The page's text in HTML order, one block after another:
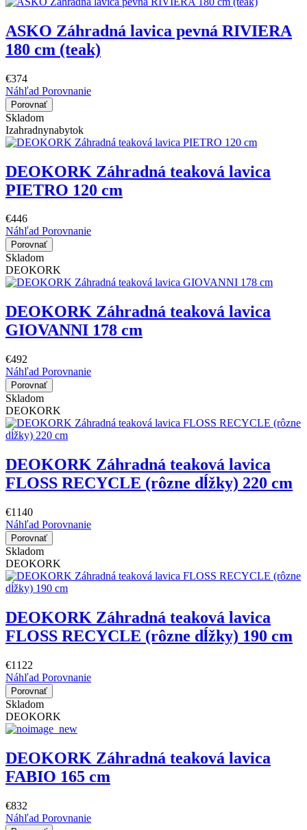
ASKO Záhradná lavica pevná RIVIERA
180 cm (teak)
€374
Náhľad Porovnanie
Porovnať
Skladom
Izahradnynabytok
DEOKORK Záhradná teaková lavica
PIETRO 120 cm
€446
Náhľad Porovnanie
Porovnať
Skladom
DEOKORK
DEOKORK Záhradná teaková lavica
GIOVANNI 178 cm
€492
Náhľad Porovnanie
Porovnať
Skladom
DEOKORK
DEOKORK Záhradná teaková lavica
FLOSS RECYCLE (rôzne dĺžky) 220 cm
€1140
Náhľad Porovnanie
Porovnať
Skladom
DEOKORK
DEOKORK Záhradná teaková lavica
FLOSS RECYCLE (rôzne dĺžky) 190 cm
€1122
Náhľad Porovnanie
Porovnať
Skladom
DEOKORK
DEOKORK Záhradná teaková lavica
FABIO 165 cm
€832
Náhľad Porovnanie